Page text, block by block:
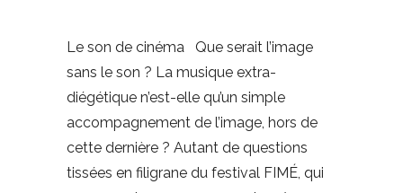
Le son de cinéma Que serait l’image
sans le son ? La musique extra-
diégétique n’est-elle qu’un simple
accompagnement de l’image, hors de
cette dernière ? Autant de questions
tissées en filigrane du festival FIMÉ, qui